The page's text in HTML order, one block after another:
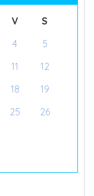
V
S
4
5
11
12
18
19
25
26